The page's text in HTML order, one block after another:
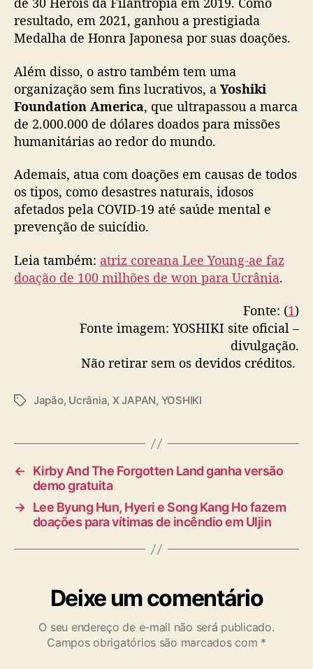
a
n
á
r
i
o
a
U
r
i
a
I'd like to support through music as
well.#YOSHIKI#RussiaUkraineWar #Russia
#PeaceNotWar @hmikitani
— Yoshiki (@YoshikiOfficial)February 28,
2022
resultado, em 2021, ganhou a prestigiada
Medalha de Honra Japonesa por suas doações.
Além disso, o astro também tem uma
organização sem fins lucrativos, a Yoshiki
Foundation America, que ultrapassou a marca
de 2.000.000 de dólares doados para missões
humanitárias ao redor do mundo.
Ademais, atua com doações em causas de todos
os tipos, como desastres naturais, idosos
afetados pela COVID-19 até saúde mental e
prevenção de suicídio.
Leia também: atriz coreana Lee Young-ae faz
doação de 100 milhões de won para Ucrânia.
Fonte: (1)
Fonte imagem: YOSHIKI site oficial –
divulgação.
Não retirar sem os devidos créditos.
T
s
Japão, Ucrânia, X JAPAN, YOSHIKI
←
Kirby And The Forgotten Land ganha versão
demo gratuita
→ Lee Byung Hun, Hyeri e Song Kang Ho fazem
doações para vítimas de incêndio em Uljin
Deixe um comentário
O seu endereço de e-mail não será publicado.
Campos obrigatórios são marcados com *